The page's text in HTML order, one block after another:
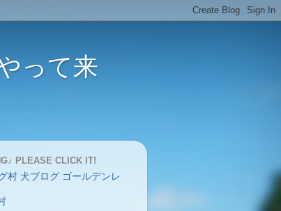
って来
PLEASE CLICK IT!